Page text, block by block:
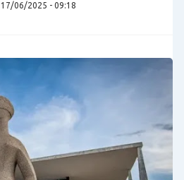
17/06/2025 - 09:18